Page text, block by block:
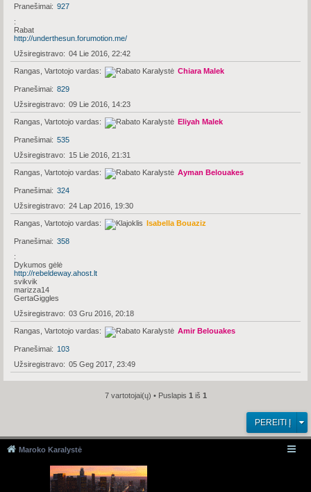
Pranešimai 927
Rabat
http://underthesun.forumotion.me/
Užsiregistravo
04 Lie 2016, 22:42
Rangas, Vartotojo vardas Chiara Malek
Pranešimai
829
Užsiregistravo
09 Lie 2016, 14:23
Rangas, Vartotojo vardas Eliyah Malek
Pranešimai
535
Užsiregistravo
15 Lie 2016, 21:31
Rangas, Vartotojo vardas Ayman Belouakes
Pranešimai
324
Užsiregistravo
24 Lap 2016, 19:30
Rangas, Vartotojo vardas Isabella Bouaziz
Pranešimai 358
Dykumos gėlė
http://rebeldeway.ahost.lt
svikvik
marizza14
GertaGiggles
Užsiregistravo
03 Gru 2016, 20:18
Rangas, Vartotojo vardas Amir Belouakes
Pranešimai
103
Užsiregistravo
05 Geg 2017, 23:49
7 vartotojai(ų) • Puslapis 1 iš 1
PEREITI Į
Maroko Karalystė